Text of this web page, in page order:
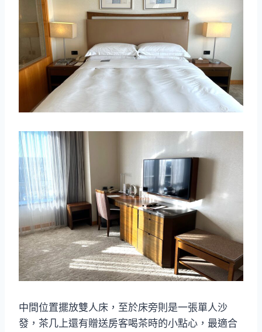
中間位置擺放雙人床，至於床旁則是一張單人沙
發，茶几上還有贈送房客喝茶時的小點心，最適合